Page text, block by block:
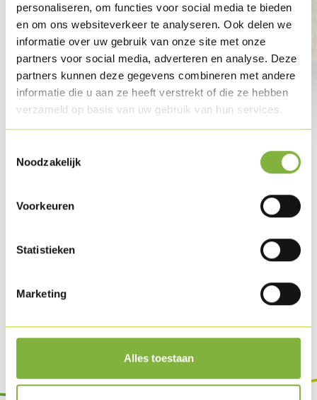
personaliseren, om functies voor social media te bieden
en om ons websiteverkeer te analyseren. Ook delen we
informatie over uw gebruik van onze site met onze
partners voor social media, adverteren en analyse. Deze
partners kunnen deze gegevens combineren met andere
informatie die u aan ze heeft verstrekt of die ze hebben
verzameld op basis van uw gebruik van hun services.
Noodzakelijk
Voorkeuren
Statistieken
Marketing
Alles toestaan